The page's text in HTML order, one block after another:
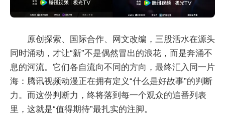
原创探索、国际合作、网文改编，三股活水在源头
同时涌动，才让“新”不是偶然冒出的浪花，而是奔涌不
息的河流。它们各自流向不同的方向，最终汇入同一片
海：腾讯视频动漫正在拥有定义“什么是好故事”的判断
力。而这份判断力，终将落到每一个观众的追番列表
里，这就是“值得期待”最扎实的注脚。